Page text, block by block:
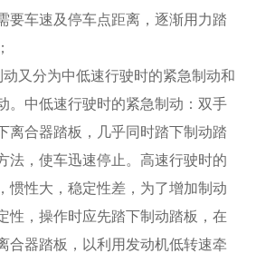
要车速及停车点距离，逐渐用力踏
又分为中低速行驶时的紧急制动和
。中低速行驶时的紧急制动：双手
离合器踏板，几乎同时踏下制动踏
法，使车迅速停止。高速行驶时的
惯性大，稳定性差，为了增加制动
性，操作时应先踏下制动踏板，在
合器踏板，以利用发动机低转速牵